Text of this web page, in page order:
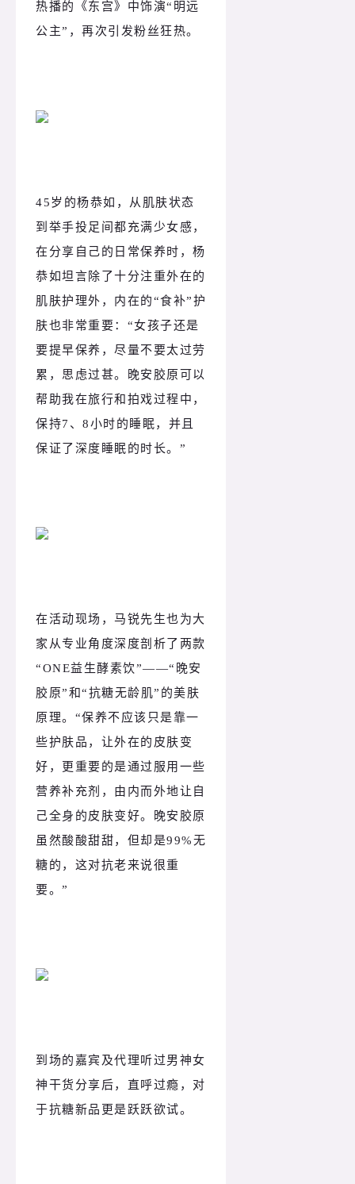
热播的《东宫》中饰演“明远
公主”，再次引发粉丝狂热。
45岁的杨恭如，从肌肤状态
到举手投足间都充满少女感，
在分享自己的日常保养时，杨
恭如坦言除了十分注重外在的
肌肤护理外，内在的“食补”护
肤也非常重要：“女孩子还是
要提早保养，尽量不要太过劳
累，思虑过甚。晚安胶原可以
帮助我在旅行和拍戏过程中，
保持7、8小时的睡眠，并且
保证了深度睡眠的时长。”
在活动现场，马锐先生也为大
家从专业角度深度剖析了两款
“ONE益生酵素饮”——“晚安
胶原”和“抗糖无龄肌”的美肤
原理。“保养不应该只是靠一
些护肤品，让外在的皮肤变
好，更重要的是通过服用一些
营养补充剂，由内而外地让自
己全身的皮肤变好。晚安胶原
虽然酸酸甜甜，但却是99%无
糖的，这对抗老来说很重
要。”
到场的嘉宾及代理听过男神女
神干货分享后，直呼过瘾，对
于抗糖新品更是跃跃欲试。